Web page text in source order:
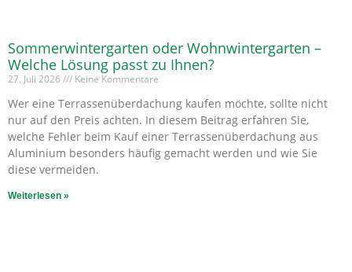
Sommerwintergarten oder Wohnwintergarten –
Welche Lösung passt zu Ihnen?
27. Juli 2026 Keine Kommentare
Wer eine Terrassenüberdachung kaufen möchte, sollte nicht
nur auf den Preis achten. In diesem Beitrag erfahren Sie,
welche Fehler beim Kauf einer Terrassenüberdachung aus
Aluminium besonders häufig gemacht werden und wie Sie
diese vermeiden.
Weiterlesen »